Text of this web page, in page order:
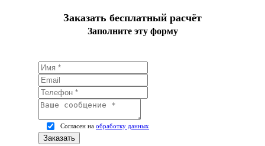
Заказать бесплатный расчёт
Заполните эту форму
Согласен на обработку данных